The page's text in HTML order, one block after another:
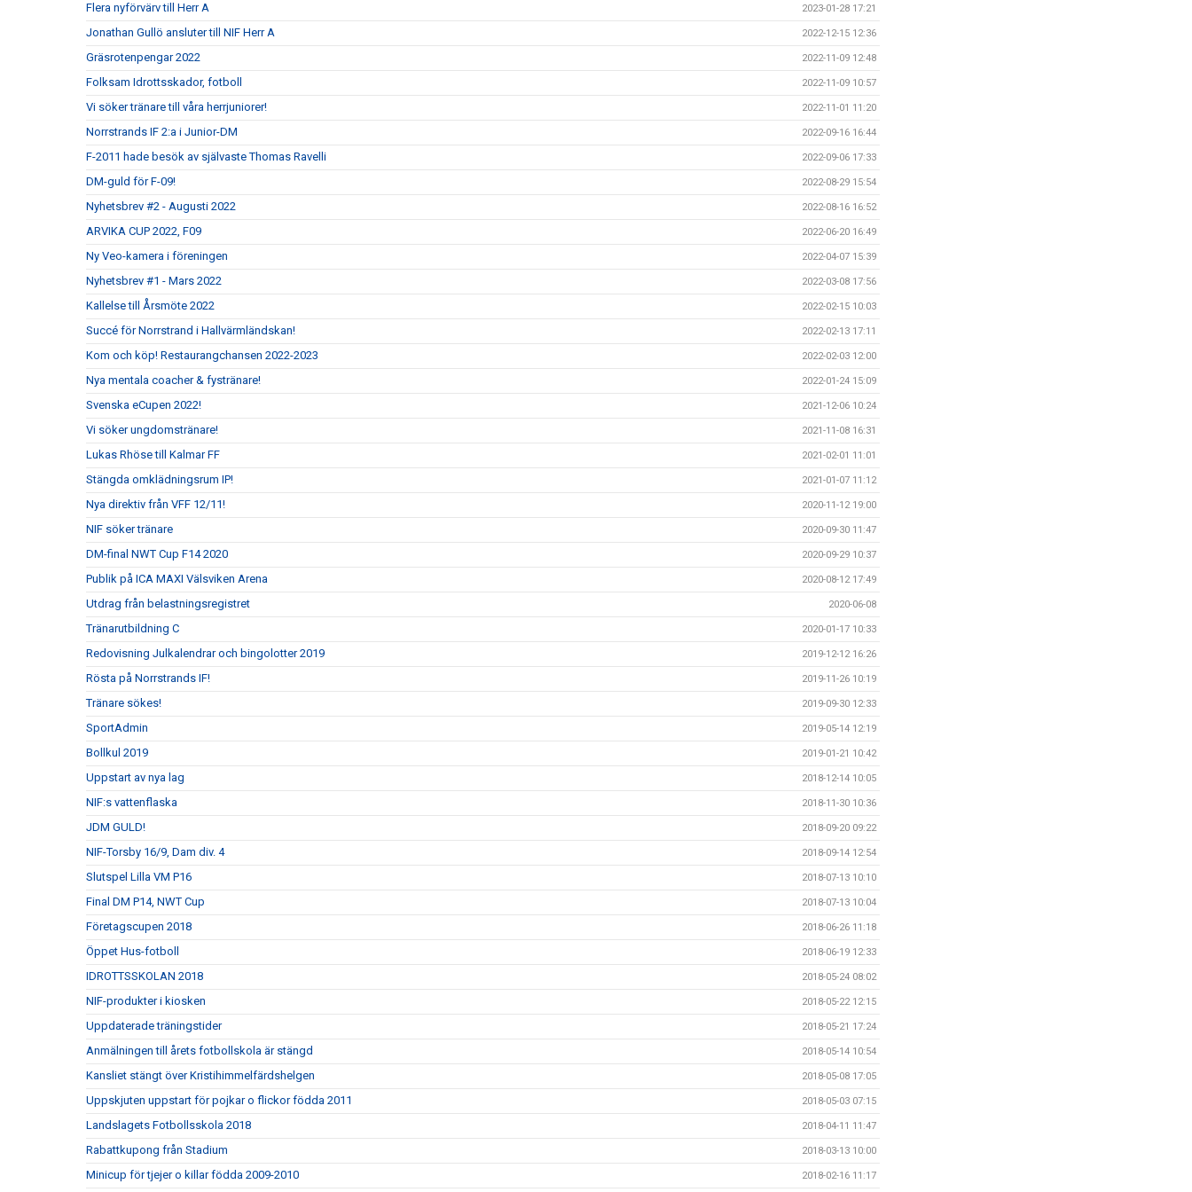
Flera nyförvärv till Herr A 2023-01-28 17:21
Jonathan Gullö ansluter till NIF Herr A 2022-12-15 12:36
Gräsrotenpengar 2022 2022-11-09 12:48
Folksam Idrottsskador, fotboll 2022-11-09 10:57
Vi söker tränare till våra herrjuniorer! 2022-11-01 11:20
Norrstrands IF 2:a i Junior-DM 2022-09-16 16:44
F-2011 hade besök av självaste Thomas Ravelli 2022-09-06 17:33
DM-guld för F-09! 2022-08-29 15:54
Nyhetsbrev #2 - Augusti 2022 2022-08-16 16:52
ARVIKA CUP 2022, F09 2022-06-20 16:49
Ny Veo-kamera i föreningen 2022-04-07 15:39
Nyhetsbrev #1 - Mars 2022 2022-03-08 17:56
Kallelse till Årsmöte 2022 2022-02-15 10:03
Succé för Norrstrand i Hallvärmländskan! 2022-02-13 17:11
Kom och köp! Restaurangchansen 2022-2023 2022-02-03 12:00
Nya mentala coacher & fystränare! 2022-01-24 15:09
Svenska eCupen 2022! 2021-12-06 10:24
Vi söker ungdomstränare! 2021-11-08 16:31
Lukas Rhöse till Kalmar FF 2021-02-01 11:01
Stängda omklädningsrum IP! 2021-01-07 11:12
Nya direktiv från VFF 12/11! 2020-11-12 19:00
NIF söker tränare 2020-09-30 11:47
DM-final NWT Cup F14 2020 2020-09-29 10:37
Publik på ICA MAXI Välsviken Arena 2020-08-12 17:49
Utdrag från belastningsregistret 2020-06-08
Tränarutbildning C 2020-01-17 10:33
Redovisning Julkalendrar och bingolotter 2019 2019-12-12 16:26
Rösta på Norrstrands IF! 2019-11-26 10:19
Tränare sökes! 2019-09-30 12:33
SportAdmin 2019-05-14 12:19
Bollkul 2019 2019-01-21 10:42
Uppstart av nya lag 2018-12-14 10:05
NIF:s vattenflaska 2018-11-30 10:36
JDM GULD! 2018-09-20 09:22
NIF-Torsby 16/9, Dam div. 4 2018-09-14 12:54
Slutspel Lilla VM P16 2018-07-13 10:10
Final DM P14, NWT Cup 2018-07-13 10:04
Företagscupen 2018 2018-06-26 11:18
Öppet Hus-fotboll 2018-06-19 12:33
IDROTTSSKOLAN 2018 2018-05-24 08:02
NIF-produkter i kiosken 2018-05-22 12:15
Uppdaterade träningstider 2018-05-21 17:24
Anmälningen till årets fotbollskola är stängd 2018-05-14 10:54
Kansliet stängt över Kristihimmelfärdshelgen 2018-05-08 17:05
Uppskjuten uppstart för pojkar o flickor födda 2011 2018-05-03 07:15
Landslagets Fotbollsskola 2018 2018-04-11 11:47
Rabattkupong från Stadium 2018-03-13 10:00
Minicup för tjejer o killar födda 2009-2010 2018-02-16 11:17